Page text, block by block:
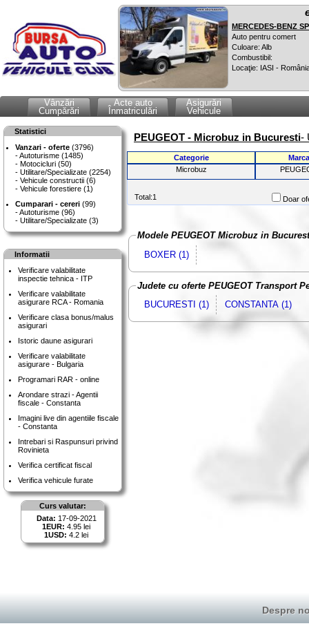
MERCEDES-BENZ
Auto pentru comert
Culoare: Alb
Combustibil:
Locaţie: IASI -
Vânzări
Cumpărări
Acte auto
Înmatriculări
Asigurări
Vehicule
Statistici
Vanzari - oferte (3796)
Autoturisme (1485)
Motocicluri (50)
Utilitare/Specializate (2254)
Vehicule constructii (6)
Vehicule forestiere (1)
Cumparari - cereri (99)
Autoturisme (96)
Utilitare/Specializate (3)
Informatii
Verificare valabilitate
inspectie tehnica - ITP
Verificare valabilitate
asigurare RCA - Romania
Verificare clasa bonus/malus
asigurari
Istoric daune asigurari
Verificare valabilitate
asigurare - Bulgaria
Programari RAR - online
Arondare strazi - Agentii
fiscale - Constanta
Imagini live din agentiile fiscale
- Constanta
Intrebari si Raspunsuri privind
Rovinieta
Verifica certificat fiscal
Verifica vehicule furate
Curs valutar:
Data: 17-09-2021
1EUR: 4.95 lei
1USD: 4.2 lei
PEUGEOT - Microbuz in Bucuresti-
Categorie
Marca
Microbuz
Total:1 Doar
Modele PEUGEOT Microbuz in
BOXER (1)
Judete cu oferte PEUGEOT Transport
BUCURESTI (1)
CONSTANTA (1)
Despre